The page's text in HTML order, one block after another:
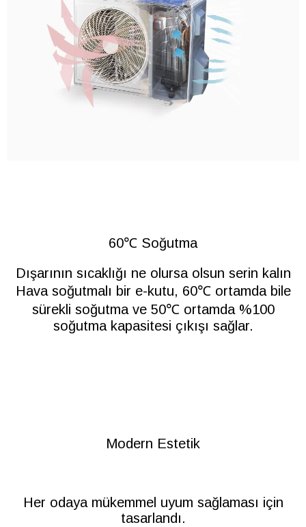
60℃ Soğutma
Dışarının sıcaklığı ne olursa olsun serin kalın
Hava soğutmalı bir e-kutu, 60℃ ortamda bile
sürekli soğutma ve 50℃ ortamda %100
soğutma kapasitesi çıkışı sağlar.
Modern Estetik
Her odaya mükemmel uyum sağlaması için
tasarlandı.